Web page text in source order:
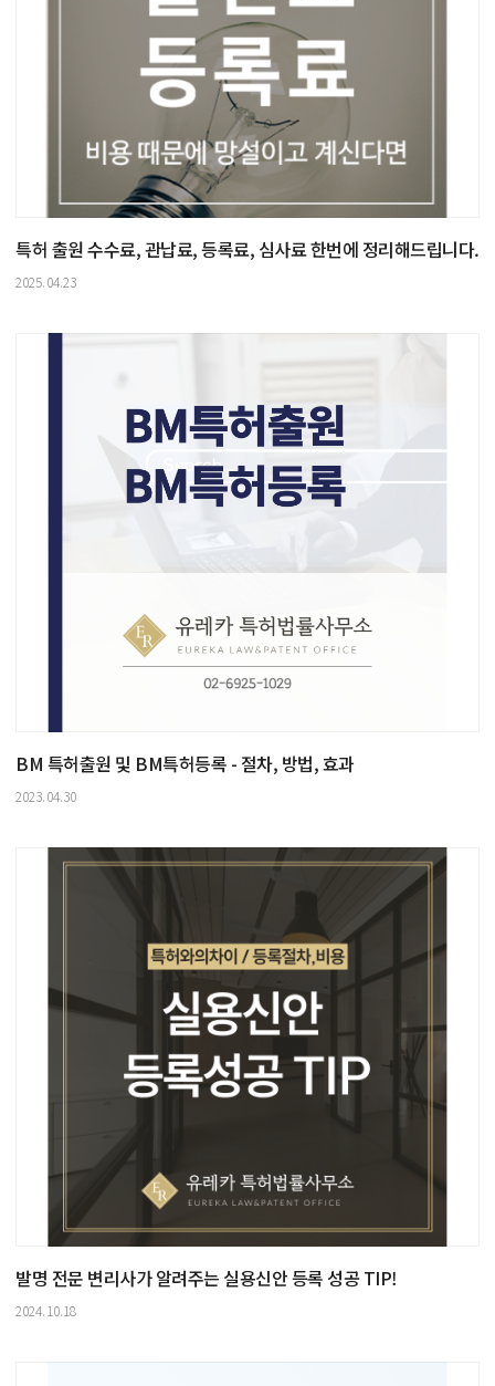
특허 출원 수수료, 관납료, 등록료, 심사료 한번에 정리해드립니다.
2025.04.23
BM 특허출원 및 BM특허등록 - 절차, 방법, 효과
2023.04.30
발명 전문 변리사가 알려주는 실용신안 등록 성공 TIP!
2024.10.18